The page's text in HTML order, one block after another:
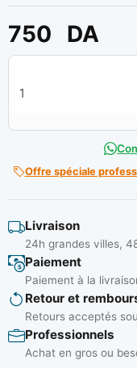
750 DA
quantité de Colle a
Offre spéciale
Livraison
24h grandes villes,
Paiement
Paiement à la
Retour et
Retours acceptés
Professionnels
Achat en gros ou